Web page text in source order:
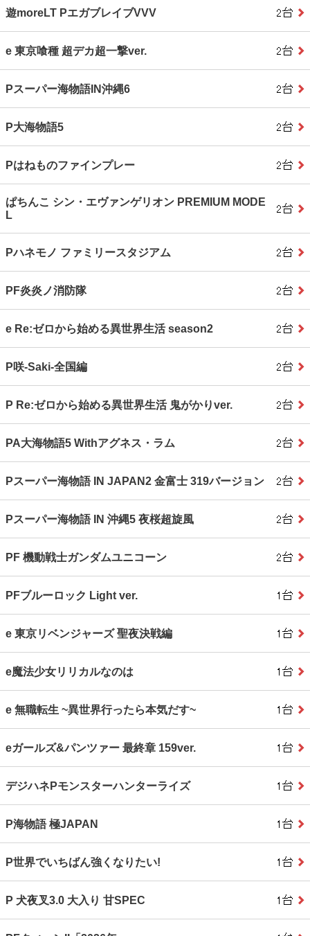
遊moreLT PエガブレイブVVV
e 東京喰種 超デカ超一撃ver.
Pスーパー海物語IN沖縄6
P大海物語5
Pはねものファインプレー
ぱちんこ シン・エヴァンゲリオン PREMIUM MODE
L
Pハネモノ ファミリースタジアム
PF炎炎ノ消防隊
e Re:ゼロから始める異世界生活 season2
P咲‐Saki‐全国編
P Re:ゼロから始める異世界生活 鬼がかりver.
PA大海物語5 Withアグネス・ラム
Pスーパー海物語 IN JAPAN2 金富士 319バージョン
Pスーパー海物語 IN 沖縄5 夜桜超旋風
PF 機動戦士ガンダムユニコーン
PFブルーロック Light ver.
e 東京リベンジャーズ 聖夜決戦編
e魔法少女リリカルなのは
e 無職転生 ~異世界行ったら本気だす~
eガールズ&パンツァー 最終章 159ver.
デジハネPモンスターハンターライズ
P海物語 極JAPAN
P世界でいちばん強くなりたい!
P 犬夜叉3.0 大入り 甘SPEC